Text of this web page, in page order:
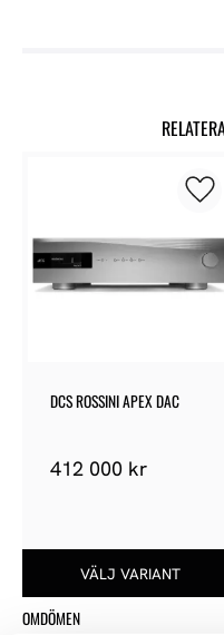
OMDÖMEN
DCS ROSSINI APEX DAC
412 000 kr